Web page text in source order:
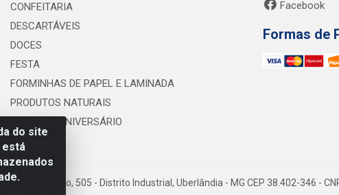
do site
está
CONFEITARIA
DESCARTÁVEIS
DOCES
FESTA
FORMINHAS DE PAPEL E LAMINADA
PRODUTOS NATURAIS
VELAS DE ANIVERSÁRIO
Facebook
Formas de
Mariano, 505 - Distrito Industrial, Uberlândia - MG CEP 38.402-346 -